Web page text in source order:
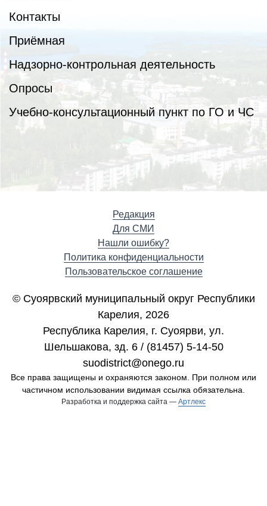
Контакты
Приёмная
Надзорно-контрольная деятельность
Опросы
Учебно-консультационный пункт по ГО и ЧС
Редакция
Для СМИ
Нашли ошибку?
Политика конфиденциальности
Пользовательское соглашение
© Суоярвский муниципальный округ Республики
Карелия, 2026
Республика Карелия, г. Cуоярви, ул.
Шельшакова, зд. 6 / (81457) 5-14-50
suodistrict@onego.ru
Все права защищены и охраняются законом. При полном или
частичном использовании видимая ссылка обязательна.
Разработка и поддержка сайта — Артлекс